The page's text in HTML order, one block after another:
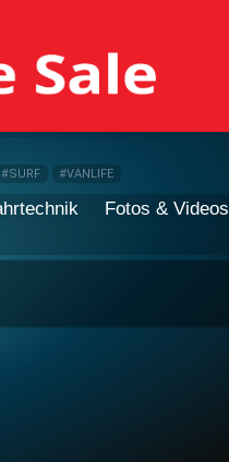
#SURF #VANLIFE
Fotos & Videos